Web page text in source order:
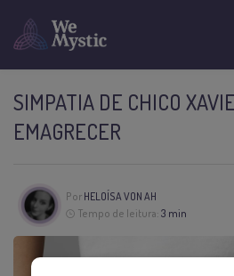
SIMPATIA DE CHICO
EMAGRECER
Por HELOÍSA VON AH
Tempo de leitura: 3 min